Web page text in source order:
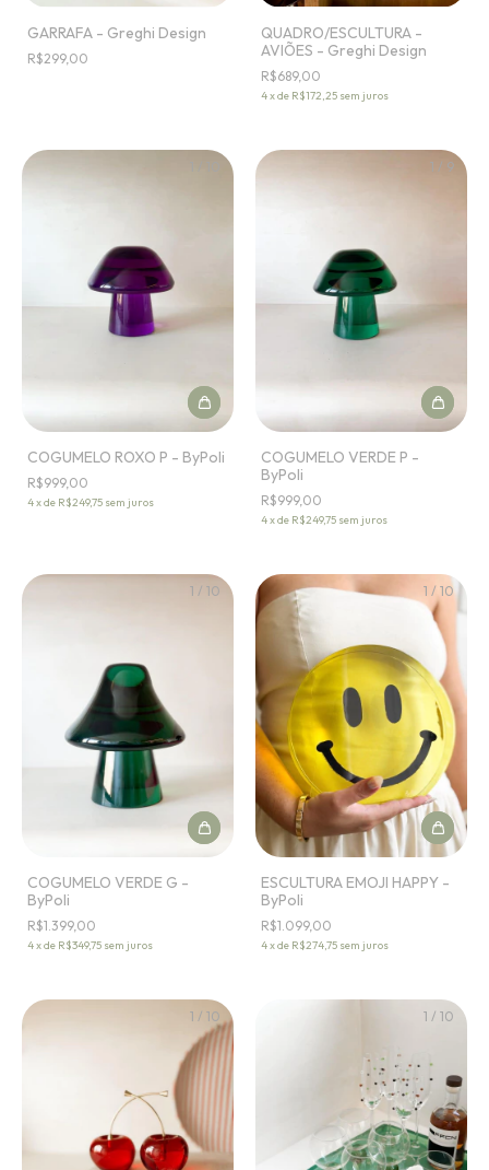
GARRAFA - Greghi Design
R$299,00
QUADRO/ESCULTURA -
AVIÕES - Greghi Design
R$689,00
4xde R$172,25 sem juros
COGUMELO ROXO P - ByPoli
R$999,00
4xde R$249,75 sem juros
1 / 9
COGUMELO VERDE P -
ByPoli
R$999,00
4xde R$249,75 sem juros
1 / 10
COGUMELO VERDE G -
ByPoli
R$1.399,00
4xde R$349,75 sem juros
1 / 10
ESCULTURA EMOJI HAPPY -
ByPoli
R$1.099,00
4xde R$274,75 sem juros
1 / 10 1 / 10